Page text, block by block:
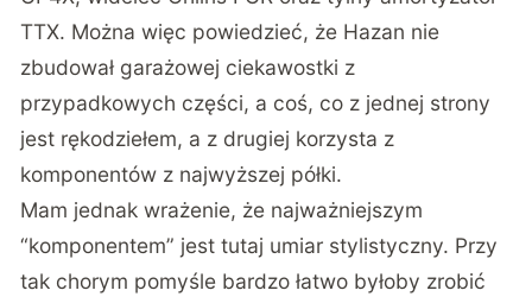
TTX. Można więc powiedzieć, że Hazan nie
zbudował garażowej ciekawostki z
przypadkowych części, a coś, co z jednej strony
jest rękodziełem, a z drugiej korzysta z
komponentów z najwyższej półki.
Mam jednak wrażenie, że najważniejszym
“komponentem” jest tutaj umiar stylistyczny. Przy
tak chorym pomyśle bardzo łatwo byłoby zrobić